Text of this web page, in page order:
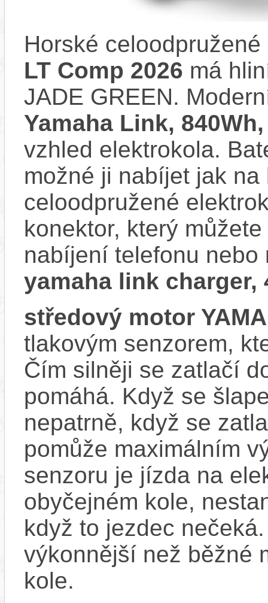
Horské
LT Comp 2026 má
JADE GREEN.
Yamaha Link,
vzhled elektrokola.
možné ji nabíjet jak
celoodpružené
konektor, který
nabíjení telefonu
yamaha link charger,
středový motor
tlakovým senzorem,
Čím silněji se zatlačí
pomáhá. Když se
nepatrně, když se
pomůže maximálním
senzoru je jízda na
obyčejném kole,
když to jezdec
výkonnější než běžné
kole.